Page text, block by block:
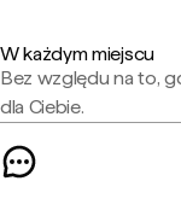
W każdym miejscu
Bez względu na to,
dla Ciebie.